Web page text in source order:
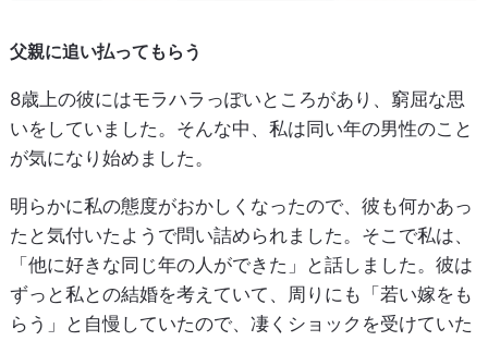
父親に追い払ってもらう
8歳上の彼にはモラハラっぽいところがあり、窮屈な思
いをしていました。そんな中、私は同い年の男性のこと
が気になり始めました。
明らかに私の態度がおかしくなったので、彼も何かあっ
たと気付いたようで問い詰められました。そこで私は、
「他に好きな同じ年の人ができた」と話しました。彼は
ずっと私との結婚を考えていて、周りにも「若い嫁をも
らう」と自慢していたので、凄くショックを受けていた